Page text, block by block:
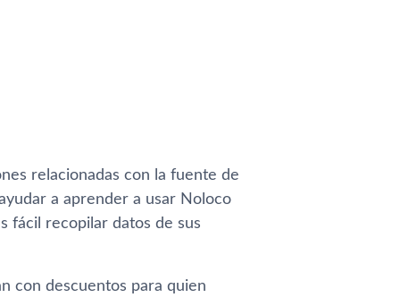
relacionadas con la fuente de
a aprender a usar Noloco
fácil recopilar datos de sus
con descuentos para quien